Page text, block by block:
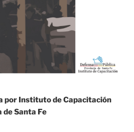
por Instituto de Capacitación
de Santa Fe